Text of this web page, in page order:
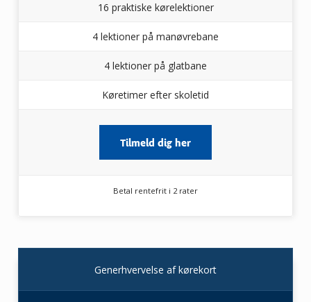
16 praktiske kørelektioner
4 lektioner på manøvrebane
4 lektioner på glatbane
Køretimer efter skoletid
Tilmeld dig her
Betal rentefrit i 2 rater
Generhvervelse af kørekort